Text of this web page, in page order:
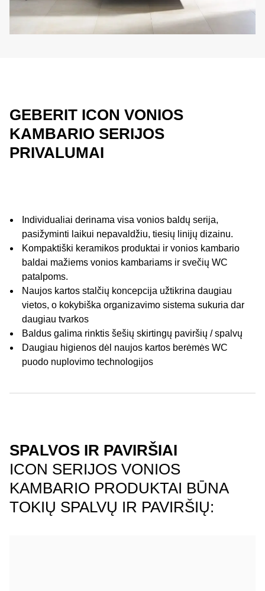
GEBERIT ICON VONIOS
KAMBARIO SERIJOS
PRIVALUMAI
Individualiai derinama visa vonios baldų serija,
pasižyminti laikui nepavaldžiu, tiesių linijų dizainu.
Kompaktiški keramikos produktai ir vonios kambario
baldai mažiems vonios kambariams ir svečių WC
patalpoms.
Naujos kartos stalčių koncepcija užtikrina daugiau
vietos, o kokybiška organizavimo sistema sukuria dar
daugiau tvarkos
Baldus galima rinktis šešių skirtingų paviršių / spalvų
Daugiau higienos dėl naujos kartos berėmės WC
puodo nuplovimo technologijos
SPALVOS IR PAVIRŠIAI
ICON SERIJOS VONIOS
KAMBARIO PRODUKTAI BŪNA
TOKIŲ SPALVŲ IR PAVIRŠIŲ: